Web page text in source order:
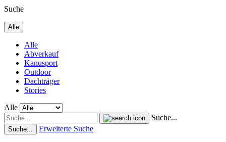
Suche
Alle
Alle
Abverkauf
Kanusport
Outdoor
Dachträger
Stories
Alle
Suche...
Suche... Erweiterte Suche